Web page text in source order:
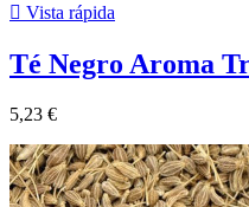
 Vista rápida
Té Negro Aroma
5,23 €